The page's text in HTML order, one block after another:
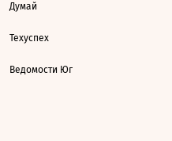
Думай
Техуспех
Ведомости Юг